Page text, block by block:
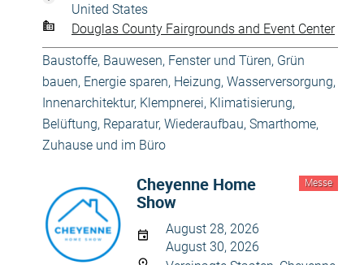
United States
Douglas County Fairgrounds and Event Center
Baustoffe, Bauwesen, Fenster und Türen, Grün
bauen, Energie sparen, Heizung, Wasserversorgung,
Innenarchitektur, Klempnerei, Klimatisierung,
Belüftung, Reparatur, Wiederaufbau, Smarthome,
Zuhause und im Büro
Messe
Cheyenne Home
Show
August 28, 2026
August 30, 2026